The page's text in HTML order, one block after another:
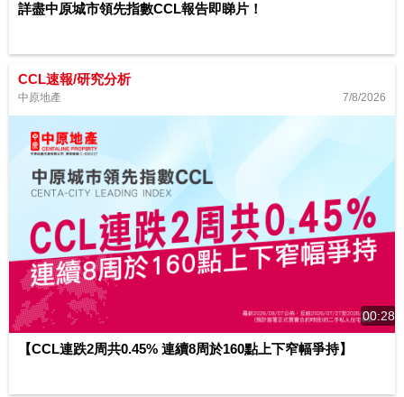
詳盡中原城市領先指數CCL報告即睇片！
CCL速報/研究分析
中原地產 7/8/2026
00:28
【CCL連跌2周共0.45% 連續8周於160點上下窄幅爭持】